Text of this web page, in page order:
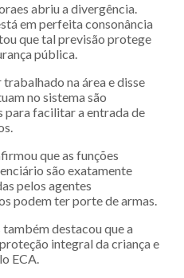
abriu a divergência.
em perfeita consonância
que tal previsão protege
pública.
na área e disse
no sistema são
para facilitar a entrada de
que as funções
são exatamente
pelos agentes
podem ter porte de armas.
destacou que a
integral da criança e
ECA.